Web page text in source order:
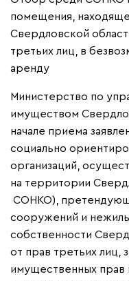
помещения,
Свердловской
третьих лиц, в
аренду
Министерство по
имуществом
начале приема
социально
организаций,
на территории
СОНКО),
сооружений и
собственности
от прав третьих лиц,
имущественных прав